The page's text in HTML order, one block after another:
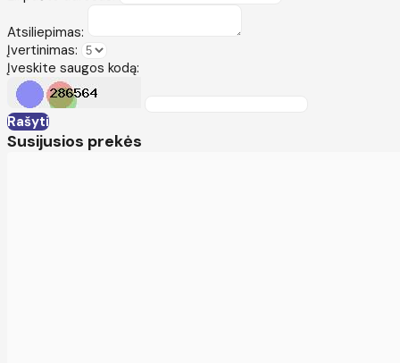
Atsiliepimas:
Įvertinimas:
Įveskite saugos kodą:
Rašyti
Susijusios prekės